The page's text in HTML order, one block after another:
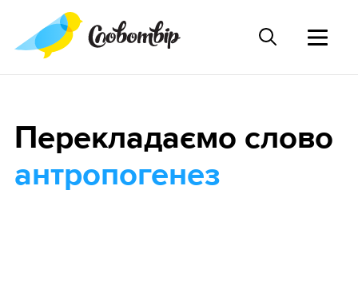
Перекладаємо слово
антропогенез